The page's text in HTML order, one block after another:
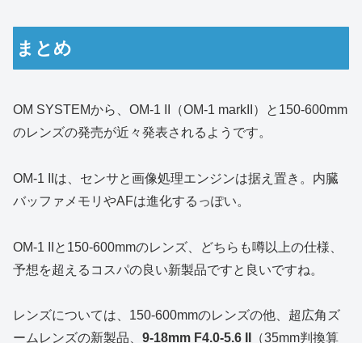
まとめ
OM SYSTEMから、OM-1 II（OM-1 markII）と150-600mm
のレンズの発売が近々発表されるようです。
OM-1 IIは、センサと画像処理エンジンは据え置き。内臓
バッファメモリやAFは進化するっぽい。
OM-1 IIと150-600mmのレンズ、どちらも噂以上の仕様、
予想を超えるコスパの良い新製品ですと良いですね。
レンズについては、150-600mmのレンズの他、超広角ズ
ームレンズの新製品、 9-18mm F4.0-5.6 II （35mm判換算